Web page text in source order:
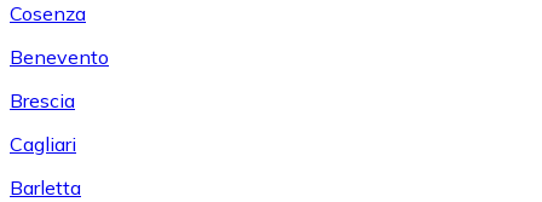
Cosenza
Benevento
Brescia
Cagliari
Barletta